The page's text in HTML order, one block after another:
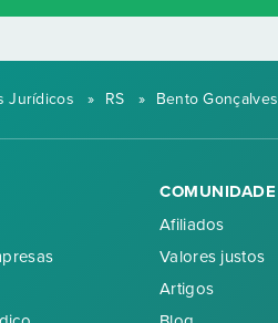
Jurídicos » RS » Bento Gonçalves
COMUNIDADE
Afiliados
Valores justos
Artigos